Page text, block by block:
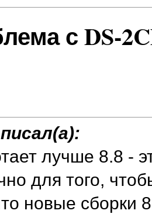
с DS-
лучше 8.8 -
для того,
новые сборки